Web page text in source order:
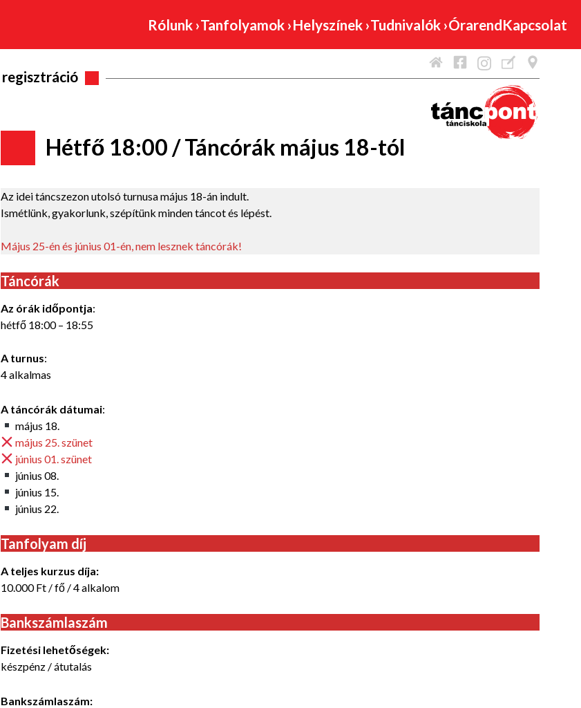
Rólunk ›Tanfolyamok ›Helyszínek ›Tudnivalók ›ÓrarendKapcsolat
regisztráció
Hétfő 18:00 / Táncórák május 18-tól
Az idei táncszezon utolsó turnusa május 18-án indult.
Ismétlünk, gyakorlunk, szépítünk minden táncot és lépést.
Május 25-én és június 01-én, nem lesznek táncórák!
Táncórák
Az órák időpontja:
hétfő 18:00 – 18:55
A turnus:
4 alkalmas
A táncórák dátumai:
május 18.
május 25. szünet
június 01. szünet
június 08.
június 15.
június 22.
Tanfolyam díj
A teljes kurzus díja:
10.000 Ft / fő / 4 alkalom
Bankszámlaszám
Fizetési lehetőségek:
készpénz / átutalás
Bankszámlaszám: